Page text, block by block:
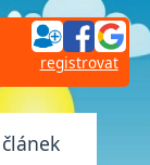
registrovat